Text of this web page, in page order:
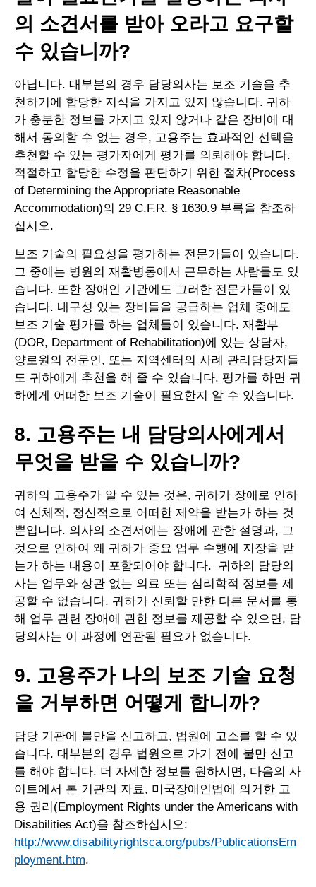
의 소견서를 받아 오라고 요구할
수 있습니까?
아닙니다. 대부분의 경우 담당의사는 보조 기술을 추
천하기에 합당한 지식을 가지고 있지 않습니다. 귀하
가 충분한 정보를 가지고 있지 않거나 같은 장비에 대
해서 동의할 수 없는 경우, 고용주는 효과적인 선택을
추천할 수 있는 평가자에게 평가를 의뢰해야 합니다.
적절하고 합당한 수정을 판단하기 위한 절차(Process
of Determining the Appropriate Reasonable
Accommodation)의 29 C.F.R. § 1630.9 부록을 참조하
십시오.
보조 기술의 필요성을 평가하는 전문가들이 있습니다.
그 중에는 병원의 재활병동에서 근무하는 사람들도 있
습니다. 또한 장애인 기관에도 그러한 전문가들이 있
습니다. 내구성 있는 장비들을 공급하는 업체 중에도
보조 기술 평가를 하는 업체들이 있습니다. 재활부
(DOR, Department of Rehabilitation)에 있는 상담자,
양로원의 전문인, 또는 지역센터의 사례 관리담당자들
도 귀하에게 추천을 해 줄 수 있습니다. 평가를 하면 귀
하에게 어떠한 보조 기술이 필요한지 알 수 있습니다.
8. 고용주는 내 담당의사에게서
무엇을 받을 수 있습니까?
귀하의 고용주가 알 수 있는 것은, 귀하가 장애로 인하
여 신체적, 정신적으로 어떠한 제약을 받는가 하는 것
뿐입니다. 의사의 소견서에는 장애에 관한 설명과, 그
것으로 인하여 왜 귀하가 중요 업무 수행에 지장을 받
는가 하는 내용이 포함되어야 합니다. 귀하의 담당의
사는 업무와 상관 없는 의료 또는 심리학적 정보를 제
공할 수 없습니다. 귀하가 신뢰할 만한 다른 문서를 통
해 업무 관련 장애에 관한 정보를 제공할 수 있으면, 담
당의사는 이 과정에 연관될 필요가 없습니다.
9. 고용주가 나의 보조 기술 요청
을 거부하면 어떻게 합니까?
담당 기관에 불만을 신고하고, 법원에 고소를 할 수 있
습니다. 대부분의 경우 법원으로 가기 전에 불만 신고
를 해야 합니다. 더 자세한 정보를 원하시면, 다음의 사
이트에서 본 기관의 자료, 미국장애인법에 의거한 고
용 권리(Employment Rights under the Americans with
Disabilities Act)을 참조하십시오:
http://www.disabilityrightsca.org/pubs/PublicationsEm
ployment.htm.